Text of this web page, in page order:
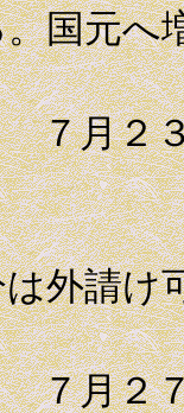
国元へ
青
外請け
一